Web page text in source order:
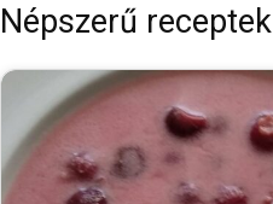
Népszerű receptek